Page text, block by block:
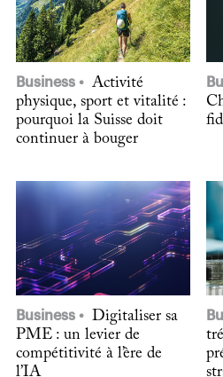
Business
Activité
physique, sport et vitalité :
pourquoi la Suisse doit
continuer à bouger
Business
Digitaliser sa
PME : un levier de
compétitivité à l’ère de
l’IA